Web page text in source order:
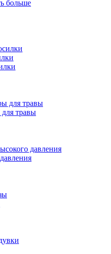
для травы
травы
давления